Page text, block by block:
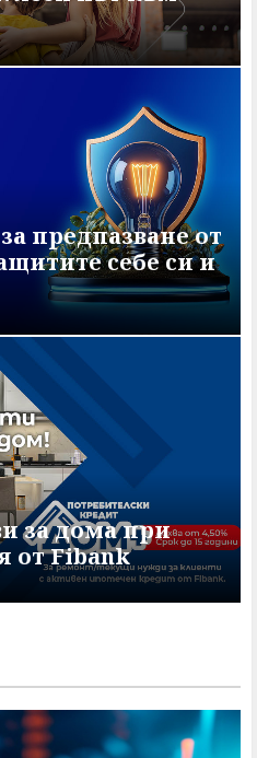
предпазване от
себе си и
за дома при
от Fibank